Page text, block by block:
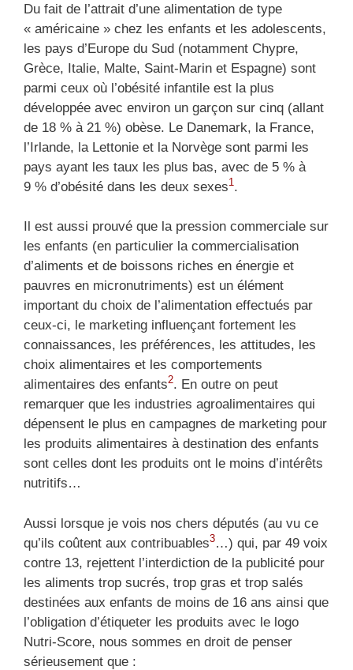
Du fait de l’attrait d’une alimentation de type
« américaine » chez les enfants et les adolescents,
les pays d’Europe du Sud (notamment Chypre,
Grèce, Italie, Malte, Saint-Marin et Espagne) sont
parmi ceux où l’obésité infantile est la plus
développée avec environ un garçon sur cinq (allant
de 18 % à 21 %) obèse. Le Danemark, la France,
l’Irlande, la Lettonie et la Norvège sont parmi les
pays ayant les taux les plus bas, avec de 5 % à
9 % d’obésité dans les deux sexes1 .
Il est aussi prouvé que la pression commerciale sur
les enfants (en particulier la commercialisation
d’aliments et de boissons riches en énergie et
pauvres en micronutriments) est un élément
important du choix de l’alimentation effectués par
ceux-ci, le marketing influençant fortement les
connaissances, les préférences, les attitudes, les
choix alimentaires et les comportements
alimentaires des enfants2. En outre on peut
remarquer que les industries agroalimentaires qui
dépensent le plus en campagnes de marketing pour
les produits alimentaires à destination des enfants
sont celles dont les produits ont le moins d’intérêts
nutritifs…
Aussi lorsque je vois nos chers députés (au vu ce
qu’ils coûtent aux contribuables3…) qui, par 49 voix
contre 13, rejettent l’interdiction de la publicité pour
les aliments trop sucrés, trop gras et trop salés
destinées aux enfants de moins de 16 ans ainsi que
l’obligation d’étiqueter les produits avec le logo
Nutri-Score, nous sommes en droit de penser
sérieusement que :